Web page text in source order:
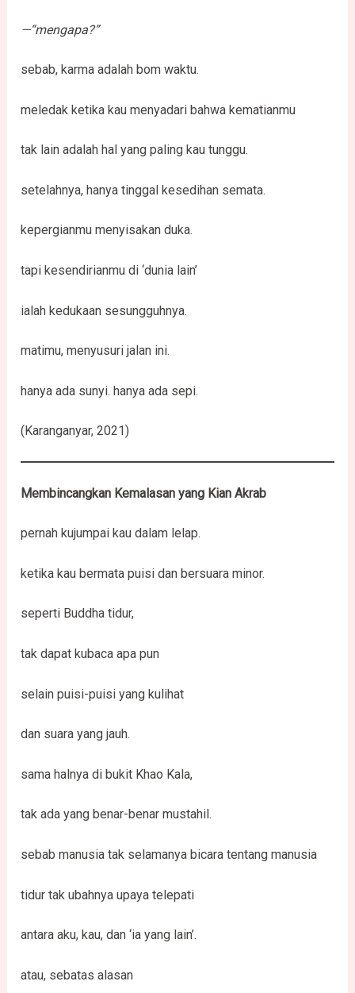
—“mengapa?”
sebab, karma adalah bom waktu.
meledak ketika kau menyadari bahwa kematianmu
tak lain adalah hal yang paling kau tunggu.
setelahnya, hanya tinggal kesedihan semata.
kepergianmu menyisakan duka.
tapi kesendirianmu di ‘dunia lain’
ialah kedukaan sesungguhnya.
matimu, menyusuri jalan ini.
hanya ada sunyi. hanya ada sepi.
(Karanganyar, 2021)
Membincangkan Kemalasan yang Kian Akrab
pernah kujumpai kau dalam lelap.
ketika kau bermata puisi dan bersuara minor.
seperti Buddha tidur,
tak dapat kubaca apa pun
selain puisi-puisi yang kulihat
dan suara yang jauh.
sama halnya di bukit Khao Kala,
tak ada yang benar-benar mustahil.
sebab manusia tak selamanya bicara tentang manusia
tidur tak ubahnya upaya telepati
antara aku, kau, dan ‘ia yang lain’.
atau, sebatas alasan